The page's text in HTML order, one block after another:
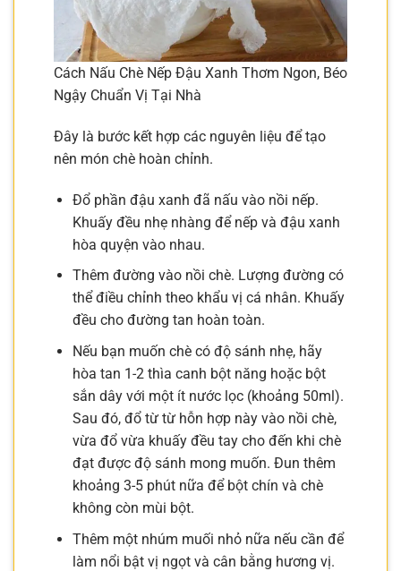
Cách Nấu Chè Nếp Đậu Xanh Thơm Ngon, Béo
Ngậy Chuẩn Vị Tại Nhà
Đây là bước kết hợp các nguyên liệu để tạo
nên món chè hoàn chỉnh.
Đổ phần đậu xanh đã nấu vào nồi nếp.
Khuấy đều nhẹ nhàng để nếp và đậu xanh
hòa quyện vào nhau.
Thêm đường vào nồi chè. Lượng đường có
thể điều chỉnh theo khẩu vị cá nhân. Khuấy
đều cho đường tan hoàn toàn.
Nếu bạn muốn chè có độ sánh nhẹ, hãy
hòa tan 1-2 thìa canh bột năng hoặc bột
sắn dây với một ít nước lọc (khoảng 50ml).
Sau đó, đổ từ từ hỗn hợp này vào nồi chè,
vừa đổ vừa khuấy đều tay cho đến khi chè
đạt được độ sánh mong muốn. Đun thêm
khoảng 3-5 phút nữa để bột chín và chè
không còn mùi bột.
Thêm một nhúm muối nhỏ nữa nếu cần để
làm nổi bật vị ngọt và cân bằng hương vị.